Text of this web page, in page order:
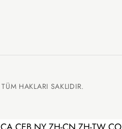
TÜM HAKLARI SAKLIDIR.